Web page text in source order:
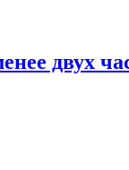
двух